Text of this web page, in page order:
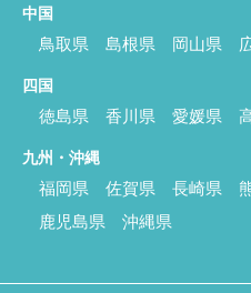
中国
鳥取県 島根県 岡山県
四国
徳島県 香川県 愛媛県
九州・沖縄
福岡県 佐賀県 長崎県
鹿児島県
沖縄県